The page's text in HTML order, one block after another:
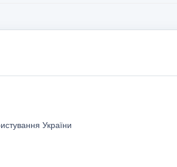
України